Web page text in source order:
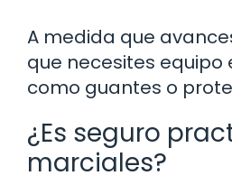
A medida que
que necesites equipo
como guantes o
¿Es seguro
marciales?